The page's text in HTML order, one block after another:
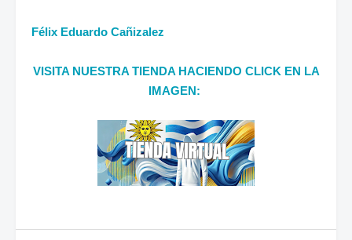
Félix Eduardo Cañizalez
VISITA NUESTRA TIENDA HACIENDO CLICK EN LA
IMAGEN: